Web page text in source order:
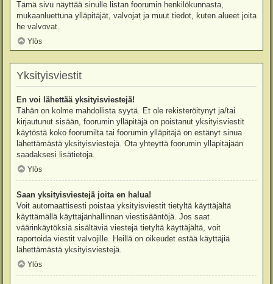
Tämä sivu näyttää sinulle listan foorumin henkilökunnasta,
mukaanluettuna ylläpitäjät, valvojat ja muut tiedot, kuten alueet joita
he valvovat.
Ylös
Yksityisviestit
En voi lähettää yksityisviestejä!
Tähän on kolme mahdollista syytä. Et ole rekisteröitynyt ja/tai
kirjautunut sisään, foorumin ylläpitäjä on poistanut yksityisviestit
käytöstä koko foorumilta tai foorumin ylläpitäjä on estänyt sinua
lähettämästä yksityisviestejä. Ota yhteyttä foorumin ylläpitäjään
saadaksesi lisätietoja.
Ylös
Saan yksityisviestejä joita en halua!
Voit automaattisesti poistaa yksityisviestit tietyltä käyttäjältä
käyttämällä käyttäjänhallinnan viestisääntöjä. Jos saat
väärinkäytöksiä sisältäviä viestejä tietyltä käyttäjältä, voit
raportoida viestit valvojille. Heillä on oikeudet estää käyttäjiä
lähettämästä yksityisviestejä.
Ylös